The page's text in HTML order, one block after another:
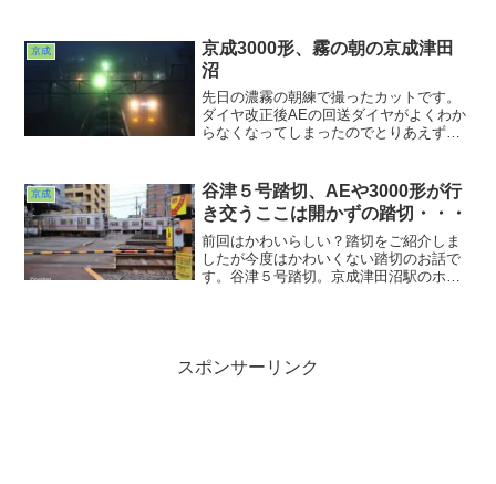
節、ギリギリ１本目のイブニングライナ
ーまで陽が残ってます。もう少...
京成
京成3000形、霧の朝の京成津田
沼
先日の濃霧の朝練で撮ったカットです。
ダイヤ改正後AEの回送ダイヤがよくわか
らなくなってしまったのでとりあえずや
く付き合えばいつもの場所でも違う光景
を見せてくれま...
京成
谷津５号踏切、AEや3000形が行
き交うここは開かずの踏切・・・
前回はかわいらしい？踏切をご紹介しま
したが今度はかわいくない踏切のお話で
す。谷津５号踏切。京成津田沼駅のホー
スポンサーリンク